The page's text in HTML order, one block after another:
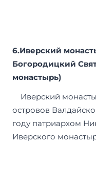
6.Иверский
Богородицкий
монастырь)
Иверский
островов
году патриархом
Иверского